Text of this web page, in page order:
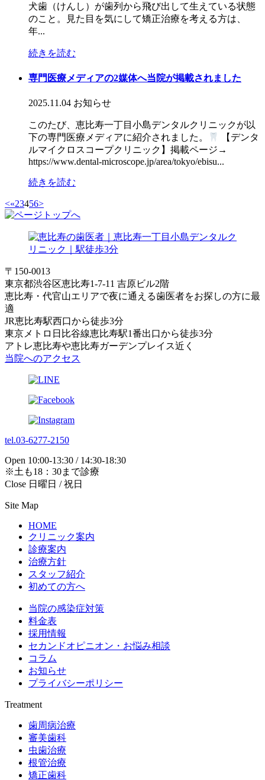
犬歯（けんし）が歯列から飛び出して生えている状態
のこと。見た目を気にして矯正治療を考える方は、
年...
続きを読む
専門医療メディアの2媒体へ当院が掲載されました
2025.11.04 お知らせ
このたび、恵比寿一丁目小島デンタルクリニックが以
下の専門医療メディアに紹介されました。
【デンタ
ルマイクロスコープクリニック】掲載ページ→
https://www.dental-microscope.jp/area/tokyo/ebisu...
続きを読む
<«23456>
〒150-0013
東京都渋谷区恵比寿1-7-11 吉原ビル2階
恵比寿・代官山エリアで夜に通える歯医者をお探しの方に最
適
JR恵比寿駅西口から徒歩3分
東京メトロ日比谷線恵比寿駅1番出口から徒歩3分
アトレ恵比寿や恵比寿ガーデンプレイス近く
当院へのアクセス
tel.03-6277-2150
Open 10:00-13:30 / 14:30-18:30
※土も18：30まで診療
Close 日曜日 / 祝日
Site Map
HOME
クリニック案内
診療案内
治療方針
スタッフ紹介
初めての方へ
当院の感染症対策
料金表
採用情報
セカンドオピニオン・お悩み相談
コラム
お知らせ
プライバシーポリシー
Treatment
歯周病治療
審美歯科
虫歯治療
根管治療
矯正歯科